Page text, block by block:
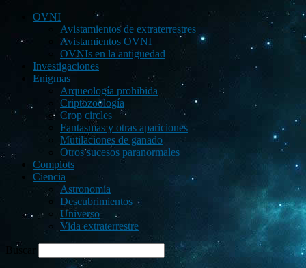
OVNI
Avistamientos de extraterrestres
Avistamientos OVNI
OVNIs en la antigüedad
Investigaciones
Enigmas
Arqueología prohibida
Criptozoología
Crop circles
Fantasmas y otras apariciones
Mutilaciones de ganado
Otros sucesos paranormales
Complots
Ciencia
Astronomía
Descubrimientos
Universo
Vida extraterrestre
Buscar